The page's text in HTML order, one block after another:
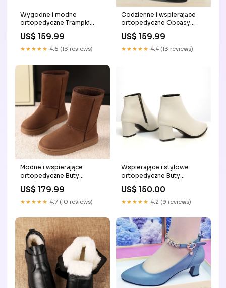
Wygodne i modne
ortopedyczne Trampki
winner sandals
US$ 159.99
★★★★★ 4.6 (13 reviews)
Codzienne i wspierające
ortopedyczne Obcasy
winner boots
US$ 159.99
★★★★★ 4.4 (13 reviews)
Modne i wspierające
ortopedyczne Buty
Size:38.0
US$ 179.99
★★★★★ 4.7 (10 reviews)
Wspierające i stylowe
ortopedyczne Buty
Color:Style 1
US$ 150.00
★★★★★ 4.2 (9 reviews)